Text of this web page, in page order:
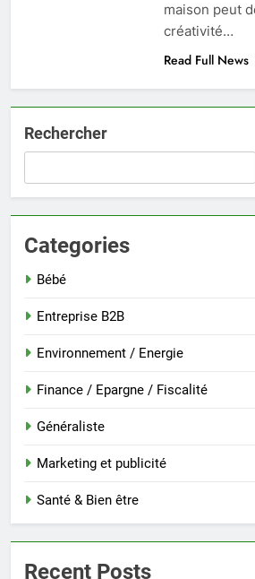
maison peut
créativité…
Read Full News
Rechercher
Categories
Bébé
Entreprise B2B
Environnement / Energie
Finance / Epargne / Fiscalité
Généraliste
Marketing et publicité
Santé & Bien être
Recent Posts